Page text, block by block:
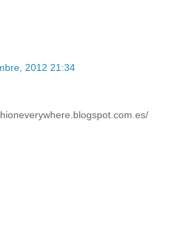
2012 21:34